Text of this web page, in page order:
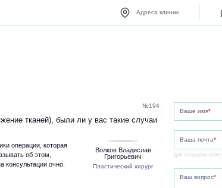
Адреса клиник
№194
тканей), были ли у вас такие случаи
операции, которая
об этом,
консультации очно.
Волков Владислав
Григорьевич
Пластический хирург
Ваше имя*
Ваша почта*
для отправки
Ваш вопрос*